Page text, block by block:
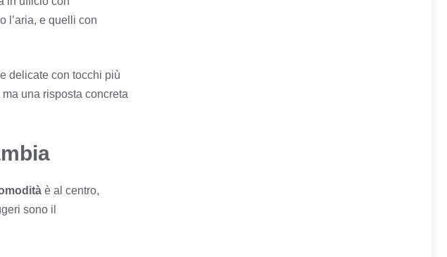
l’aria, e quelli con
delicate con tocchi più
una risposta concreta
è al centro,
sono il